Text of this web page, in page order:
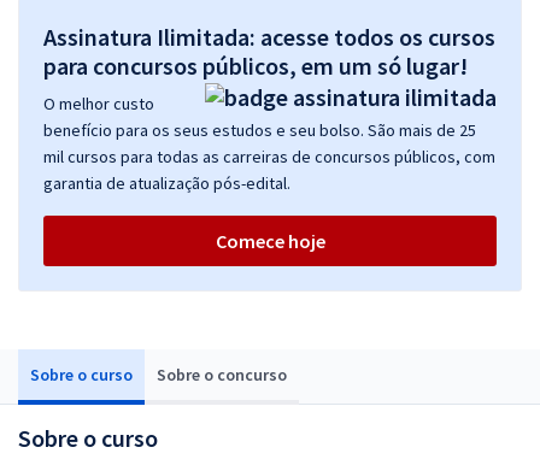
Sobre o curso Sobre o concurso
Sobre o curso
Assinatura Ilimitada: acesse todos os cursos
para concursos públicos, em um só lugar!
O melhor custo
benefício para os seus estudos e seu bolso. São mais de 25
mil cursos para todas as carreiras de concursos públicos, com
garantia de atualização pós-edital.
Comece hoje